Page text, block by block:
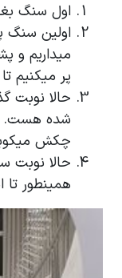
اول سنگ
اولین سنگ
میداریم و
پر میکنیم
حالا نوبت
شده هست.
چکش
حالا
همینطور تا